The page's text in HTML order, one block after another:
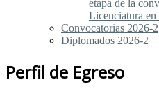
etapa de la
Licenciatura
Convocatorias 2026-2
Diplomados 2026-2
Perfil de Egreso